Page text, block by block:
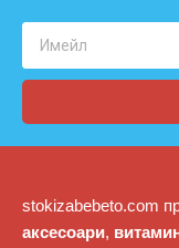
stokizabebeto.com
аксесоари,